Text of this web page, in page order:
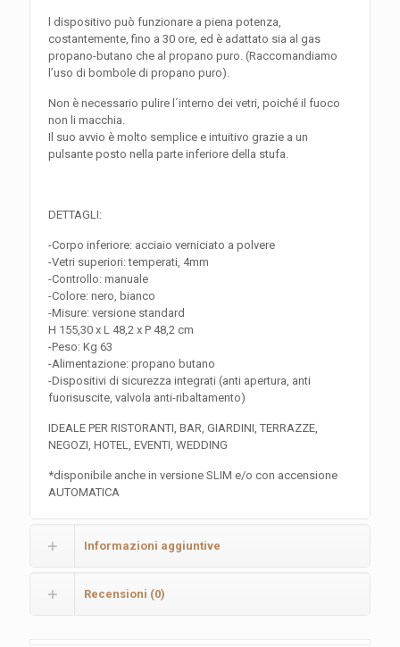
l dispositivo può funzionare a piena potenza,
costantemente, fino a 30 ore, ed è adattato sia al gas
propano-butano che al propano puro. (Raccomandiamo
l’uso di bombole di propano puro).
Non è necessario pulire l´interno dei vetri, poiché il fuoco
non li macchia.
Il suo avvio è molto semplice e intuitivo grazie a un
pulsante posto nella parte inferiore della stufa.
DETTAGLI:
-Corpo inferiore: acciaio verniciato a polvere
-Vetri superiori: temperati, 4mm
-Controllo: manuale
-Colore: nero, bianco
-Misure: versione standard
H 155,30 x L 48,2 x P 48,2 cm
-Peso: Kg 63
-Alimentazione: propano butano
-Dispositivi di sicurezza integrati (anti apertura, anti
fuorisuscite, valvola anti-ribaltamento)
IDEALE PER RISTORANTI, BAR, GIARDINI, TERRAZZE,
NEGOZI, HOTEL, EVENTI, WEDDING
*disponibile anche in versione SLIM e/o con accensione
AUTOMATICA
Informazioni aggiuntive
Recensioni (0)